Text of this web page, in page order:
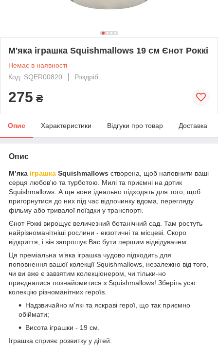
М'яка іграшка Squishmallows 19 см Єнот Роккі
Немає в наявності
Код: SQER00820
Роздріб
275 ₴
Опис Характеристики Відгуки про товар Доставка
Опис
М’яка іграшка Squishmallows створена, щоб наповнити ваші
серця любов'ю та турботою. Милі та приємні на дотик
Squishmallows. А ще вони ідеально підходять для того, щоб
пригорнутися до них під час відпочинку вдома, перегляду
фільму або тривалої поїздки у транспорті.
Єнот Роккі вирощує величезний ботанічний сад. Там ростуть
найрізноманітніші рослини - екзотичні та місцеві. Скоро
відкриття, і він запрошує Вас бути першим відвідувачем.
Ця преміальна м’яка іграшка чудово підходить для
поповнення вашої колекції Squishmallows, незалежно від того,
чи ви вже є завзятим колекціонером, чи тільки-но
приєдналися познайомитися з Squishmallows! Зберіть усю
колекцію різноманітних героїв.
Надзвичайно м'які та яскраві герої, що так приємно
обіймати;
Висота іграшки - 19 см.
Іграшка сприяє розвитку у дітей: